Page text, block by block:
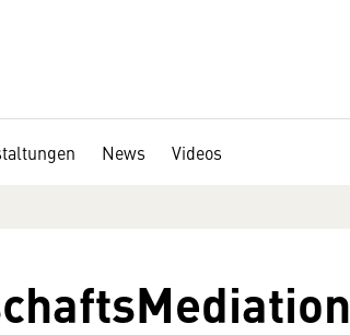
News Videos